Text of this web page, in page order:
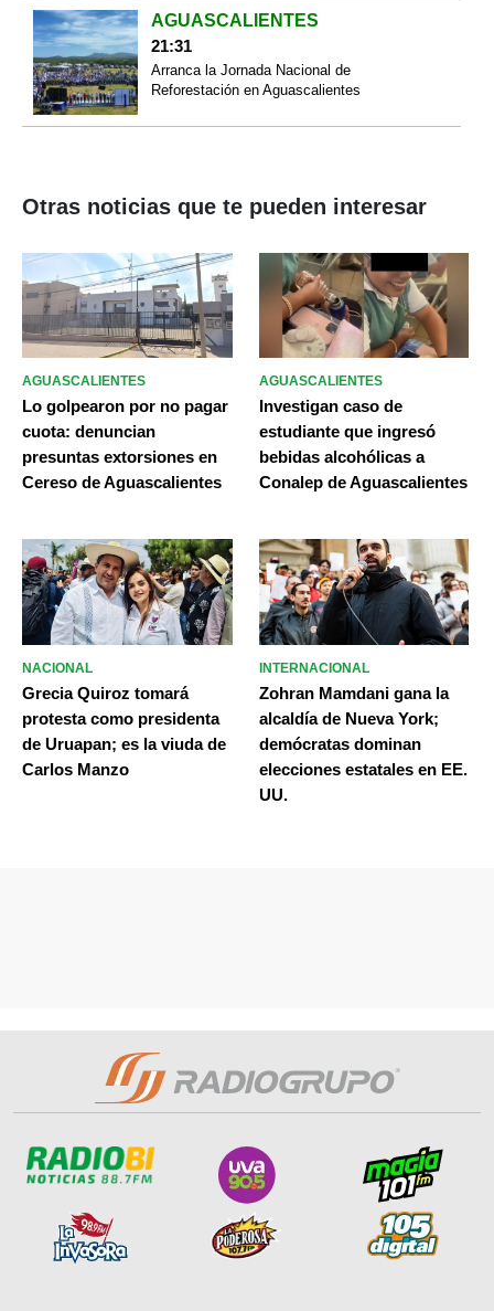
AGUASCALIENTES
21:31
Arranca la Jornada Nacional de
Reforestación en Aguascalientes
Otras noticias que te pueden interesar
AGUASCALIENTES
Lo golpearon por no pagar
cuota: denuncian
presuntas extorsiones en
Cereso de Aguascalientes
AGUASCALIENTES
Investigan caso de
estudiante que ingresó
bebidas alcohólicas a
Conalep de Aguascalientes
NACIONAL
Grecia Quiroz tomará
protesta como presidenta
de Uruapan; es la viuda de
Carlos Manzo
INTERNACIONAL
Zohran Mamdani gana la
alcaldía de Nueva York;
demócratas dominan
elecciones estatales en EE.
UU.